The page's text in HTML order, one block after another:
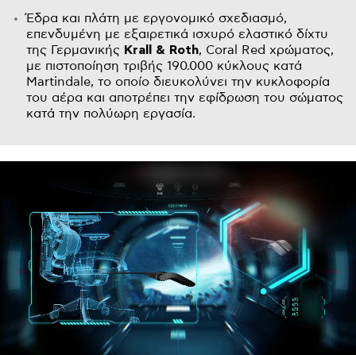
Έδρα και πλάτη με εργονομικό σχεδιασμό,
επενδυμένη με εξαιρετικά ισχυρό ελαστικό δίχτυ
της Γερμανικής Krall & Roth, Coral Red χρώματος,
με πιστοποίηση τριβής 190.000 κύκλους κατά
Martindale, το οποίο διευκολύνει την κυκλοφορία
του αέρα και αποτρέπει την εφίδρωση του σώματος
κατά την πολύωρη εργασία.